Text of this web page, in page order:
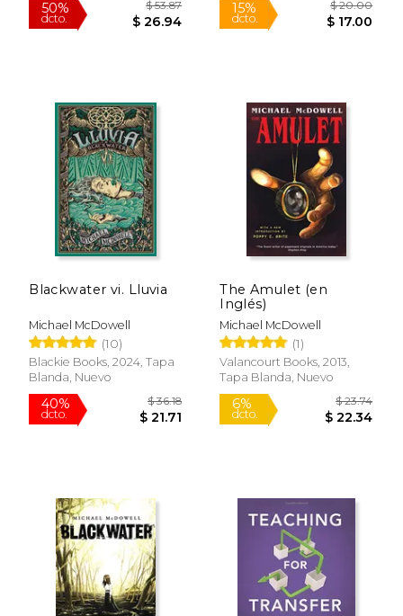
6%
dcto.
50%
dcto.
Blackwater vi. Lluvia
Michael McDowell
(10)
Blackie Books, 2024, Tapa
Blanda, Nuevo
The Amulet (en
Inglés)
Michael McDowell
(1)
Valancourt Books, 2013,
Tapa Blanda, Nuevo